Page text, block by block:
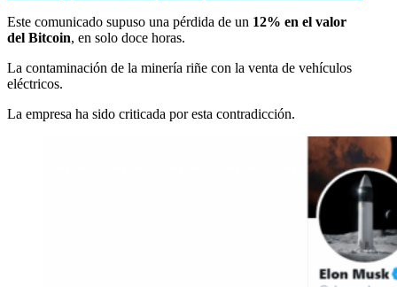
Este comunicado supuso una pérdida de un 12% en el valor
del Bitcoin, en solo doce horas.
La contaminación de la minería riñe con la venta de vehículos
eléctricos.
La empresa ha sido criticada por esta contradicción.